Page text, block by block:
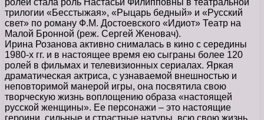
трилогии «Бесстыжая», «Рыцарь бедный» и «Русский
свет» по роману Ф.М. Достоевского «Идиот» Театр на
Малой Бронной (реж. Сергей Женовач).
Ирина Розанова активно снималась в кино с середины
1980-х гг. и в настоящее время ею сыграны более 120
ролей в фильмах и телевизионных сериалах. Яркая
драматическая актриса, с узнаваемой внешностью и
неповторимой манерой игры, она посвятила свою
творческую жизнь воплощению образа «настоящей
русской женщины». Ее персонажи – это настоящие
героини, сильные и страстные натуры, всю свою жизнь